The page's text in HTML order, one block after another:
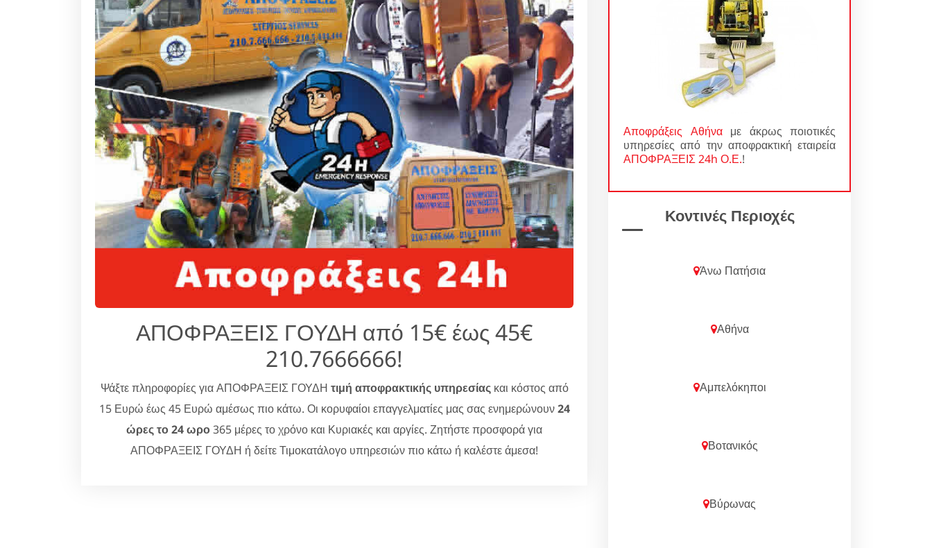
ΑΠΟΦΡΑΞΕΙΣ ΓΟΥΔΗ από 15€ έως 45€
210.7666666!
Ψάξτε πληροφορίες για ΑΠΟΦΡΑΞΕΙΣ ΓΟΥΔΗ τιμή αποφρακτικής υπηρεσίαςκαι κόστος από
15 Ευρώ έως 45 Ευρώ αμέσως πιο κάτω. Οι κορυφαίοι επαγγελματίες μας σας ενημερώνουν24
ώρες το 24 ωρο365 μέρες το χρόνο και Κυριακές και αργίες. Ζητήστε προσφορά για
ΑΠΟΦΡΑΞΕΙΣ ΓΟΥΔΗ ή δείτε Τιμοκατάλογο υπηρεσιών πιο κάτω ή καλέστε άμεσα!
Αποφράξεις Αθήναμε άκρως ποιοτικές
υπηρεσίες από την αποφρακτική εταιρεία
ΑΠΟΦΡΑΞΕΙΣ 24h Ο.Ε.!
Κοντινές Περιοχές
Άνω Πατήσια
Αθήνα
Αμπελόκηποι
Βοτανικός
Βύρωνας